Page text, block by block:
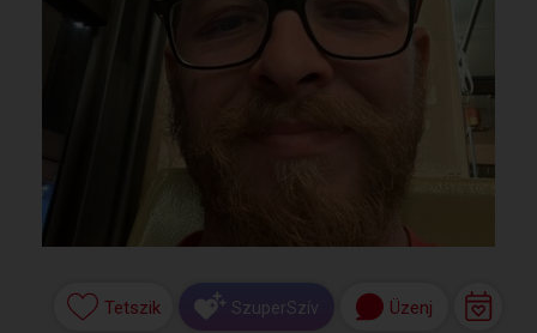
Tetszik SzuperSzív Üzenj